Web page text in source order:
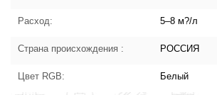
Расход: 5–8 м?/л
Страна происхождения : РОССИЯ
Цвет RGB: Белый